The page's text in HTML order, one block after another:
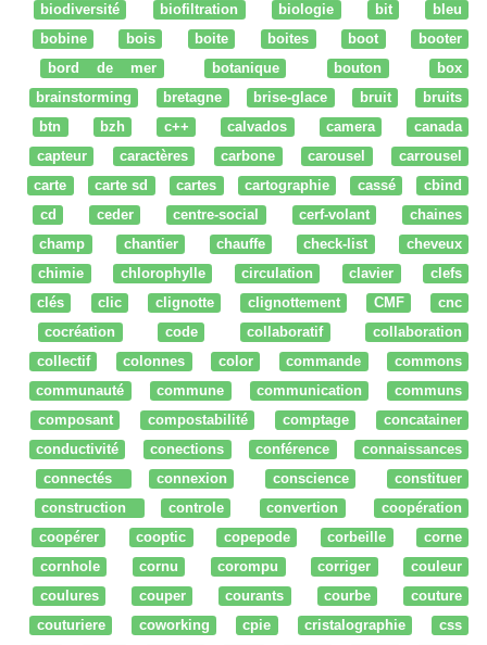
biodiversité
biofiltration biologie bit
bleu
bobine
bois boite boites boot
booter
bord de mer
botanique bouton
box
brainstorming
bretagne brise-glace bruit
bruits
btn
bzh c++ calvados camera
canada
capteur
caractères carbone carousel
carrousel
carte
carte sd cartes cartographie cassé
cbind
cd
ceder centre-social cerf-volant
chaines
champ
chantier chauffe check-list
cheveux
chimie
chlorophylle circulation clavier
clefs
clés
clic clignotte clignottement CMF
cnc
cocréation
code collaboratif
collaboration
collectif
colonnes color commande
commons
communauté
commune communication
communs
composant
compostabilité comptage
concatainer
conductivité
conections conférence
connaissances
connectés
connexion conscience
constituer
construction
controle convertion
coopération
coopérer
cooptic copepode corbeille
corne
cornhole
cornu corompu corriger
couleur
coulures
couper courants courbe
couture
couturiere
coworking cpie cristalographie
css